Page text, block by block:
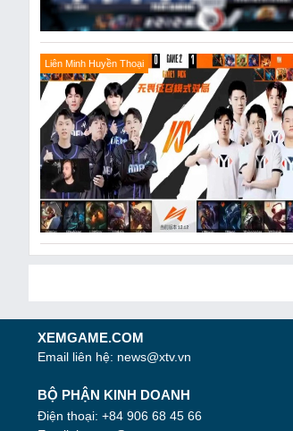
Liên Minh Huyền Thoại
XEMGAME.COM
Email liên hệ: news@xtv.vn
BỘ PHẬN KINH DOANH
Điện thoại: +84 906 68 45 66